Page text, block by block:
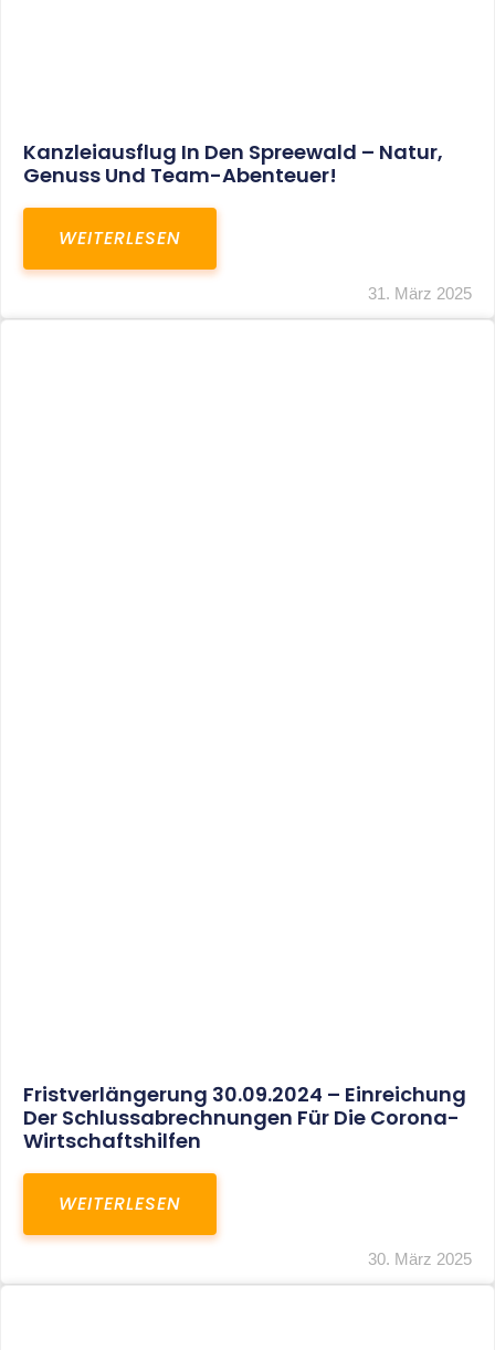
Kanzleiausflug In Den Spreewald – Natur,
Genuss Und Team-Abenteuer!
WEITERLESEN
31. März 2025
Fristverlängerung 30.09.2024 – Einreichung
Der Schlussabrechnungen Für Die Corona-
Wirtschaftshilfen
WEITERLESEN
30. März 2025